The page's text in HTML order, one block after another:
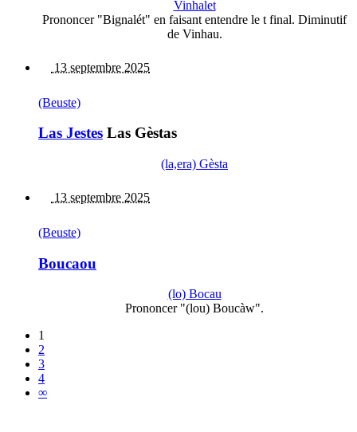
Vinhalet
Prononcer "Bignalét" en faisant entendre le t final. Diminutif
de Vinhau.
13 septembre 2025
(Beuste)
Las Jestes Las Gèstas
(la,era) Gèsta
13 septembre 2025
(Beuste)
Boucaou
(lo) Bocau
Prononcer "(lou) Boucàw".
1
2
3
4
∞